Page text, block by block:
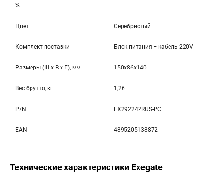
%
Цвет Серебристый
Комплект поставки Блок питания + кабель 220V
Размеры (Ш x В x Г), мм 150x86x140
Вес брутто, кг 1,26
P/N EX292242RUS-PC
EAN 4895205138872
Технические характеристики Exegate